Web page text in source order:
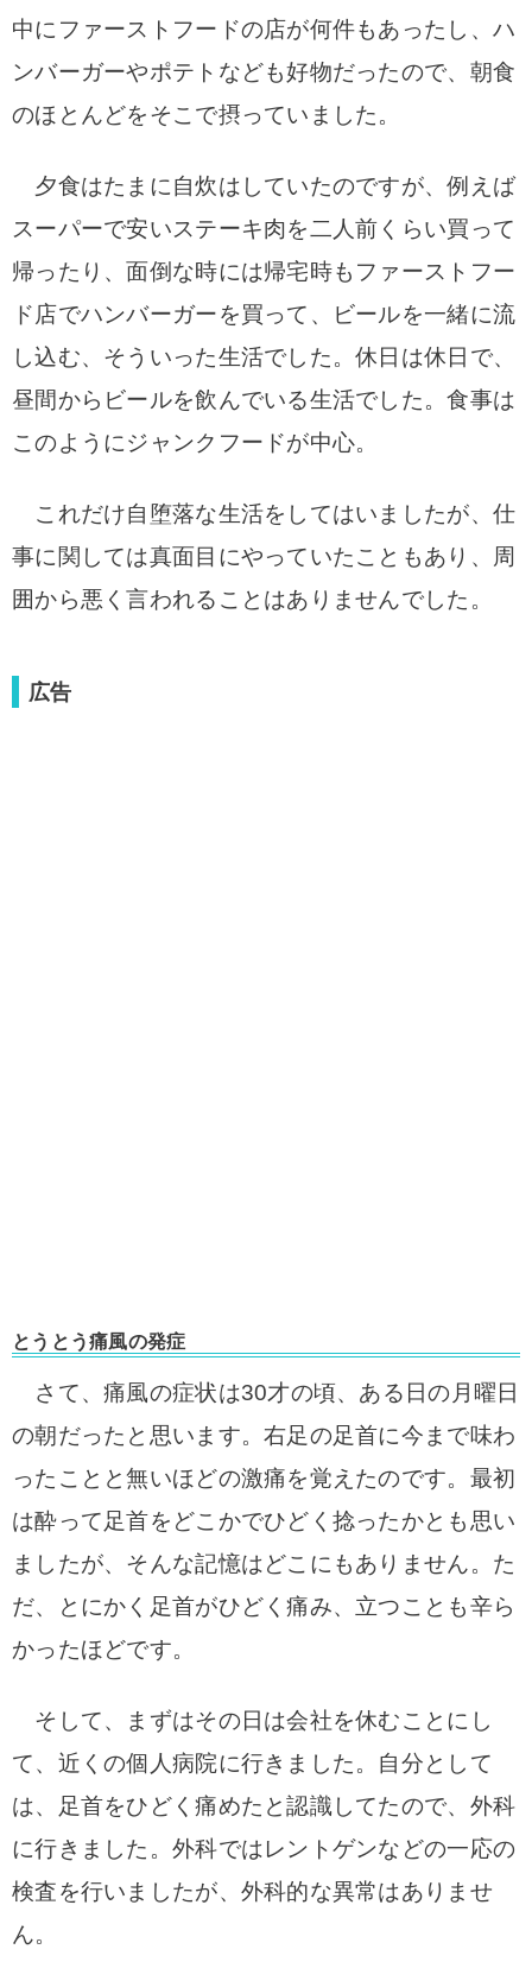
中にファーストフードの店が何件もあったし、ハ
ンバーガーやポテトなども好物だったので、朝食
のほとんどをそこで摂っていました。
夕食はたまに自炊はしていたのですが、例えば
スーパーで安いステーキ肉を二人前くらい買って
帰ったり、面倒な時には帰宅時もファーストフー
ド店でハンバーガーを買って、ビールを一緒に流
し込む、そういった生活でした。休日は休日で、
昼間からビールを飲んでいる生活でした。食事は
このようにジャンクフードが中心。
これだけ自堕落な生活をしてはいましたが、仕
事に関しては真面目にやっていたこともあり、周
囲から悪く言われることはありませんでした。
広告
とうとう痛風の発症
さて、痛風の症状は30才の頃、ある日の月曜日
の朝だったと思います。右足の足首に今まで味わ
ったことと無いほどの激痛を覚えたのです。 最初
は酔って足首をどこかでひどく捻ったかとも思い
ましたが、そんな記憶はどこにもありません。た
だ、とにかく足首がひどく痛み、立つことも辛ら
かったほどです。
そして、まずはその日は会社を休むことにし
て、近くの個人病院に行きました。自分として
は、足首をひどく痛めたと認識してたので、外科
に行きました。外科ではレントゲンなどの一応の
検査を行いましたが、外科的な異常はありませ
ん。